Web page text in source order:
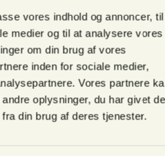
vores indhold og annoncer,
medier og til at analysere vores
om din brug af vores
inden for sociale medier,
Vores partnere
oplysninger, du har givet
din brug af deres tjenester.